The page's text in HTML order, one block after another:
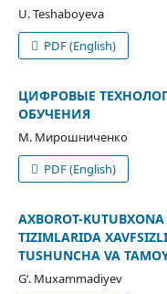
U. Teshaboyeva
PDF (English)
ЦИФРОВЫЕ
ОБУЧЕНИЯ
М. Мирошниченко
PDF (English)
AXBOROT-
TIZIMLARIDA
TUSHUNCHA VA
G‘. Muxammadiyev